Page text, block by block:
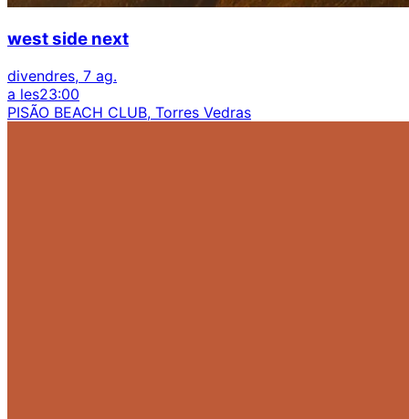
west side next
divendres, 7 ag.
a les23:00
PISÃO BEACH CLUB, Torres Vedras